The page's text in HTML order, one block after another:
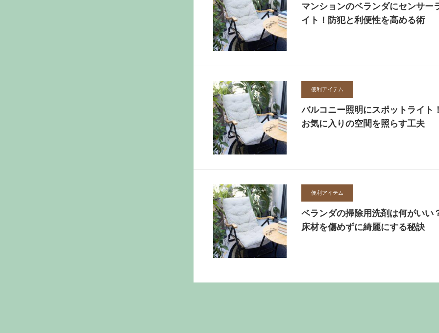
マンションのベランダにセンサー
イト！防犯と利便性を高める術
便利アイテム
バルコニー照明にスポットライト
お気に入りの空間を照らす工夫
便利アイテム
ベランダの掃除用洗剤は何がいい
床材を傷めずに綺麗にする秘訣